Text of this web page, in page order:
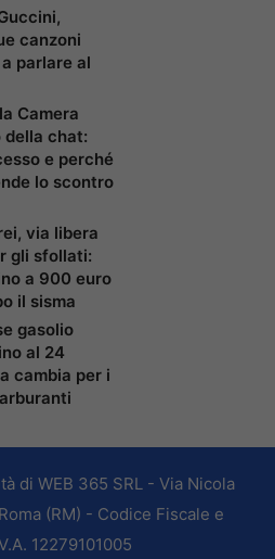
canzoni
parlare al
Camera
della chat:
e perché
lo scontro
via libera
gli sfollati:
a 900 euro
il sisma
gasolio
al 24
cambia per i
di WEB 365 SRL - Via Nicola
(RM) - Codice Fiscale e
12279101005